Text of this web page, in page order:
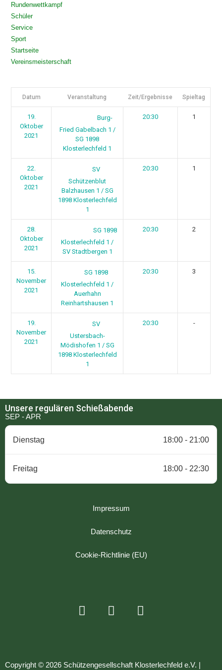
Rundenwettkampf
Schüler
Service
Sport
Startseite
Vereinsmeisterschaft
Datum Veranstaltung Zeit/Ergebnisse Spieltag
19.
Oktober
2021
Burg-
Fried Gabelbach 1 /
SG 1898
Klosterlechfeld 1
20:30 1
22.
Oktober
2021
SV
Schützenblut
Balzhausen 1 / SG
1898 Klosterlechfeld
1
20:30 1
28.
Oktober
2021
SG 1898
Klosterlechfeld 1 /
SV Stadtbergen 1
20:30 2
15.
November
2021
SG 1898
Klosterlechfeld 1 /
Auerhahn
Reinhartshausen 1
20:30 3
19.
November
2021
SV
Ustersbach-
Mödishofen 1 / SG
1898 Klosterlechfeld
1
20:30 -
Unsere regulären Schießabende
SEP - APR
Dienstag 18:00 - 21:00
Freitag 18:00 - 22:30
Impressum
Datenschutz
Cookie-Richtlinie (EU)
Copyright © 2026 Schützengesellschaft Klosterlechfeld e.V. |